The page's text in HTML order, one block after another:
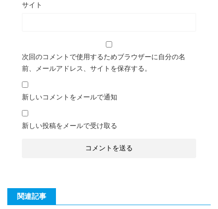
サイト
次回のコメントで使用するためブラウザーに自分の名
前、メールアドレス、サイトを保存する。
新しいコメントをメールで通知
新しい投稿をメールで受け取る
関連記事